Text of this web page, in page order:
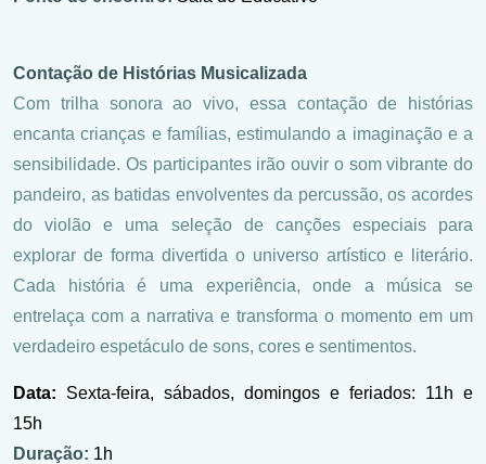
Contação de Histórias Musicalizada
Com trilha sonora ao vivo, essa contação de histórias
encanta crianças e famílias, estimulando a imaginação e a
sensibilidade. Os participantes irão ouvir o som vibrante do
pandeiro, as batidas envolventes da percussão, os acordes
do violão e uma seleção de canções especiais para
explorar de forma divertida o universo artístico e literário.
Cada história é uma experiência, onde a música se
entrelaça com a narrativa e transforma o momento em um
verdadeiro espetáculo de sons, cores e sentimentos.
Data: Sexta-feira, sábados, domingos e feriados: 11h e
15h
Duração: 1h